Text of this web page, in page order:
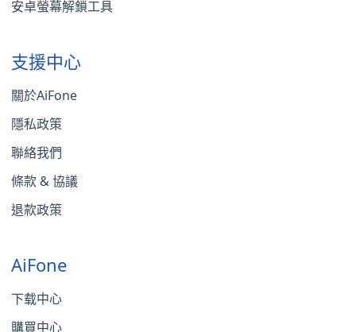
安卓螢幕解鎖工具
支援中心
關於AiFone
隱私政策
聯絡我們
條款 & 協議
退款政策
AiFone
下载中心
購買中心